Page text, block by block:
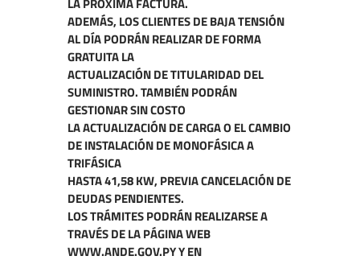
ADEMÁS, LOS CLIENTES DE BAJA TENSIÓN
AL DÍA PODRÁN REALIZAR DE FORMA
GRATUITA LA
ACTUALIZACIÓN DE TITULARIDAD DEL
SUMINISTRO. TAMBIÉN PODRÁN
GESTIONAR SIN COSTO
LA ACTUALIZACIÓN DE CARGA O EL CAMBIO
DE INSTALACIÓN DE MONOFÁSICA A
TRIFÁSICA
HASTA 41,58 KW, PREVIA CANCELACIÓN DE
DEUDAS PENDIENTES.
LOS TRÁMITES PODRÁN REALIZARSE A
TRAVÉS DE LA PÁGINA WEB
WWW.ANDE.GOV.PY Y EN